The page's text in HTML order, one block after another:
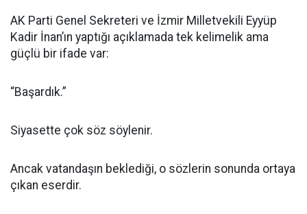
AK Parti Genel Sekreteri ve İzmir Milletvekili Eyyüp
Kadir İnan’ın yaptığı açıklamada tek kelimelik ama
güçlü bir ifade var:
“Başardık.”
Siyasette çok söz söylenir.
Ancak vatandaşın beklediği, o sözlerin sonunda ortaya
çıkan eserdir.